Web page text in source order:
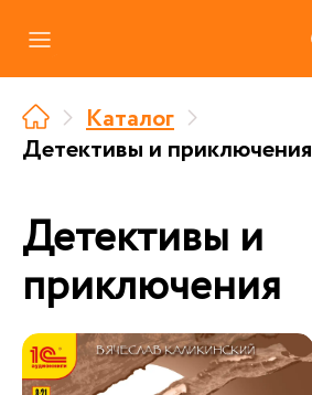
Где купить
О нас
Партнерам
Каталог
Детективы и приключения
Детективы и
приключения